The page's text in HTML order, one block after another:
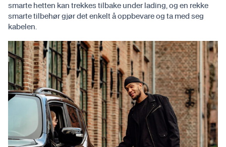
smarte hetten kan trekkes tilbake under lading, og en rekke
smarte tilbehør gjør det enkelt å oppbevare og ta med seg
kabelen.